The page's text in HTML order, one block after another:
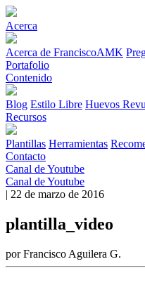
Acerca
Acerca de FranciscoAMK
Portafolio
Contenido
Blog Estilo Libre Huevos
Recursos
Plantillas Herramientas
Contacto
Canal de Youtube
Canal de Youtube
| 22 de marzo de 2016
plantilla_video
por Francisco Aguilera G.